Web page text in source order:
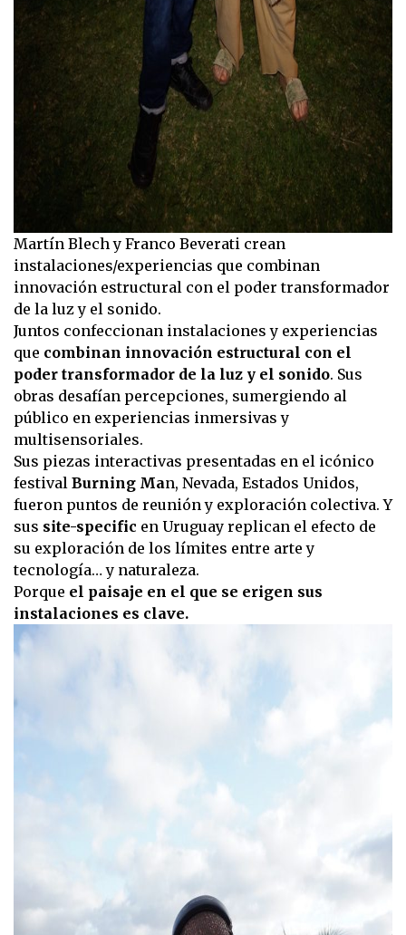
Martín Blech y Franco Beverati crean
instalaciones/experiencias que combinan
innovación estructural con el poder transformador
de la luz y el sonido.
Juntos confeccionan instalaciones y experiencias
que combinan innovación estructural con el
poder transformador de la luz y el sonido. Sus
obras desafían percepciones, sumergiendo al
público en experiencias inmersivas y
multisensoriales.
Sus piezas interactivas presentadas en el icónico
festival Burning Man, Nevada, Estados Unidos,
fueron puntos de reunión y exploración colectiva. Y
sus site-specific en Uruguay replican el efecto de
su exploración de los límites entre arte y
tecnología… y naturaleza.
Porque el paisaje en el que se erigen sus
instalaciones es clave.